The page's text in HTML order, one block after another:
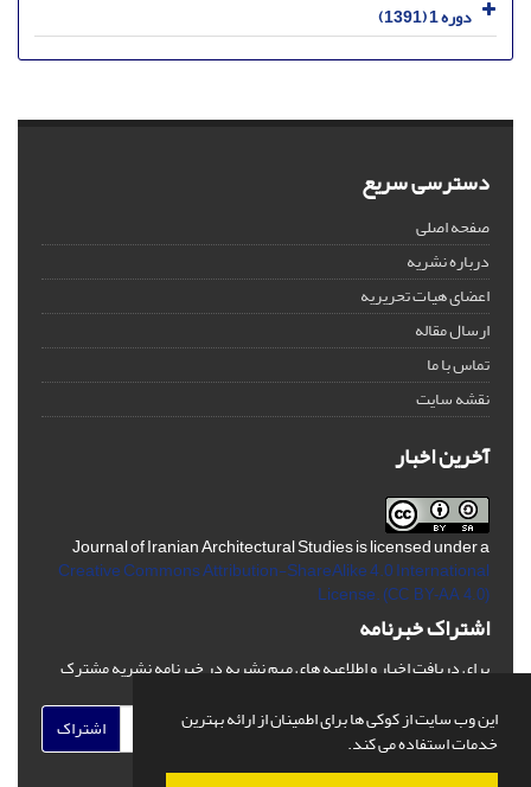
این وب سایت از کوکی ها برای اطمینان از ارائه بهترین
خدمات استفاده می کند.
دوره 1 (1391)
دسترسی سریع
صفحه اصلی
درباره نشریه
اعضای هیات تحریریه
ارسال مقاله
تماس با ما
نقشه سایت
آخرین اخبار
Journal of Iranian Architectural Studies is licensed under a
Creative Commons Attribution-ShareAlike 4.0 International
License. (CC BY-AA 4.0)
اشتراک خبرنامه
برای دریافت اخبار و اطلاعیه های مهم نشریه در خبرنامه نشریه مشترک
اشتراک